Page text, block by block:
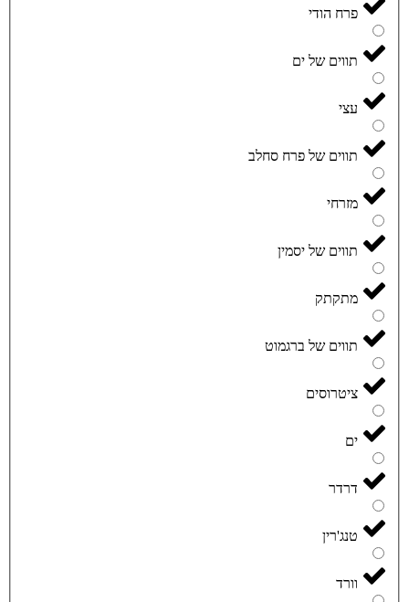
פרח הודי
תווים של ים
עצי
תווים של פרח סחלב
מזרחי
תווים של יסמין
מתקתק
תווים של ברגמוט
ציטרוסים
ים
דרדר
טנג'רין
וורד